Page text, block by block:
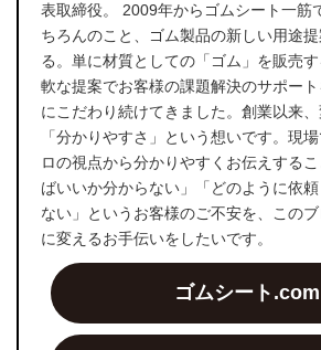
表取締役。 2009年からゴムシート一筋
ちろんのこと、ゴム製品の新しい用途
る。単に材質としての「ゴム」を販売
軟な提案でお客様の課題解決のサポー
にこだわり続けてきました。創業以来
「分かりやすさ」という想いです。現
ロの視点から分かりやすくお伝えする
ばいいか分からない」「どのように依
ない」というお客様のご不安を、この
に変えるお手伝いをしたいです。
ゴムシート.com